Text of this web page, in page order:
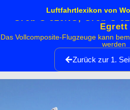
Luftfahrtlexikon von
Grob G 520NG, Grob G
Egrett
Das Vollcomposite-Flugzeuge kann
werden
Zurück zur 1.